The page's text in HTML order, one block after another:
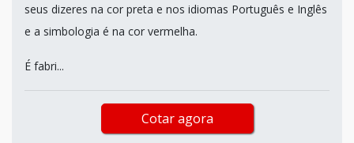
seus dizeres na cor preta e nos idiomas Português e Inglês
e a simbologia é na cor vermelha.
É fabri...
Cotar agora